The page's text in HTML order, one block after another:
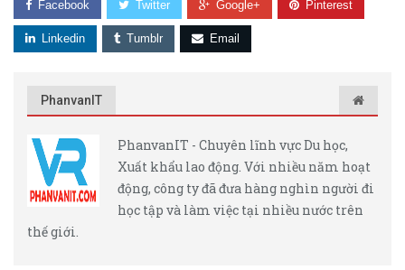
Facebook Twitter Google+ Pinterest
Linkedin Tumblr Email
PhanvanIT
PhanvanIT - Chuyên lĩnh vực Du học,
Xuất khẩu lao động. Với nhiều năm hoạt
động, công ty đã đưa hàng nghìn người đi
học tập và làm việc tại nhiều nước trên
thế giới.